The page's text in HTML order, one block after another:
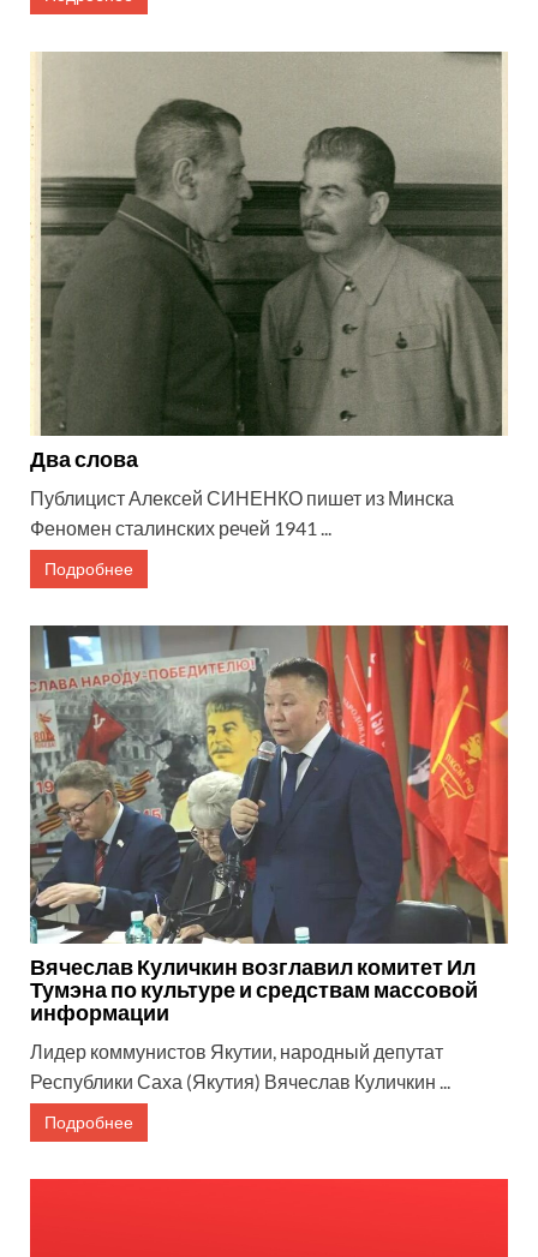
Два слова
Публицист Алексей СИНЕНКО пишет из Минска
Феномен сталинских речей 1941 ...
Подробнее
Вячеслав Куличкин возглавил комитет Ил
Тумэна по культуре и средствам массовой
информации
Лидер коммунистов Якутии, народный депутат
Республики Саха (Якутия) Вячеслав Куличкин ...
Подробнее